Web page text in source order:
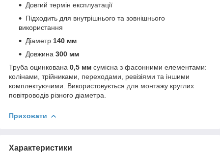
Довгий термін експлуатації
Підходить для внутрішнього та зовнішнього
використання
Діаметр 140 мм
Довжина 300 мм
Труба оцинкована 0,5 мм сумісна з фасонними елементами:
колінами, трійниками, переходами, ревізіями та іншими
комплектуючими. Використовується для монтажу круглих
повітроводів різного діаметра.
Приховати
Характеристики